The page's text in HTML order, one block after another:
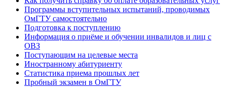
Программы вступительных испытаний, проводимых
ОмГТУ самостоятельно
Подготовка к поступлению
Информация о приёме и обучении инвалидов и лиц с
ОВЗ
Поступающим на целевые места
Иностранному абитуриенту
Статистика приема прошлых лет
Пробный экзамен в ОмГТУ